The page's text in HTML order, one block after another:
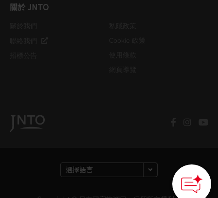
關於 JNTO
help you?